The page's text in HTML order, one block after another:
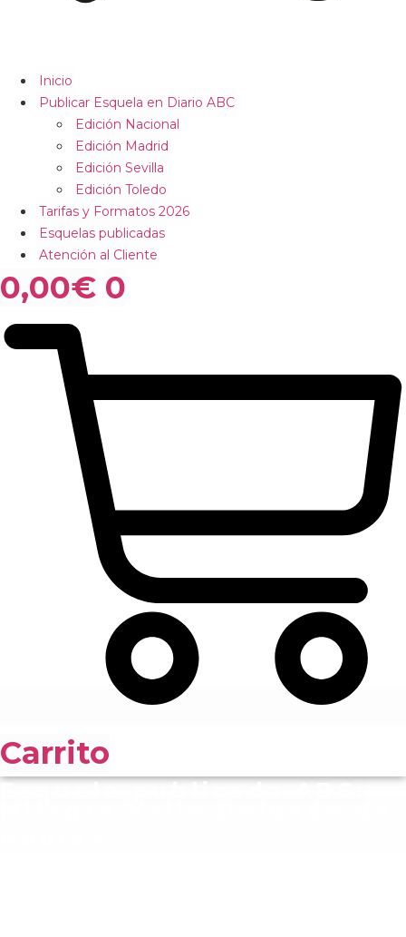
Inicio
Publicar Esquela en Diario ABC
Edición Nacional
Edición Madrid
Edición Sevilla
Edición Toledo
Tarifas y Formatos 2026
Esquelas publicadas
Atención al Cliente
0,00€ 0
Carrito